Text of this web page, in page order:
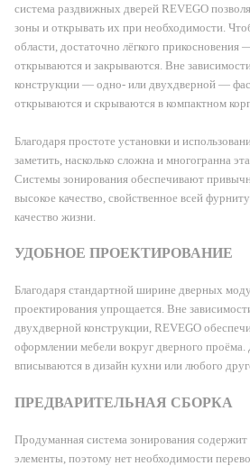
система раздвижных дверей REVEGO
зоны и открывать их при необходимости.
области, достаточно лёгкого прикосновения
открываются и закрываются. Вне
конструкции — одно- или двухдверной —
открываются и скрываются в компактном
Благодаря простоте установки и
заметить, насколько сложна и многогранна
Системы зонирования обеспечивают
высокое качество, свойственное всей
качество жизни.
УДОБНОЕ ПРОЕКТИРОВАНИЕ
Благодаря стандартной ширине дверных
проектирования упрощается. Вне
двухдверной конструкции, REVEGO
оформлении мебели вокруг дверного проёма.
вписываются в дизайн кухни или любого
ПРЕДВАРИТЕЛЬНАЯ СБОРКА
Продуманная система зонирования
элементы, поэтому нет необходимости